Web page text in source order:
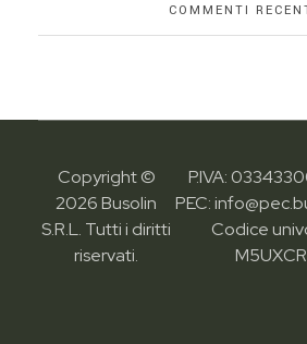
COMMENTI
Copyright ©
2026 Busolin
S.R.L. Tutti i diritti
riservati.
P.IVA:
PEC:
Codice